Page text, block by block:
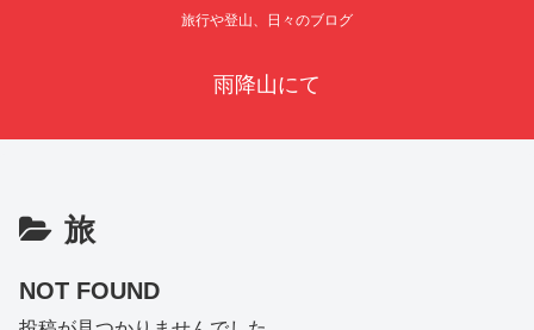
旅行や登山、日々のブログ
雨降山にて
旅
NOT FOUND